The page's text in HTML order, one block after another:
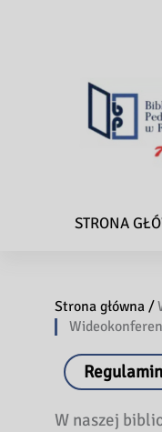
STRONA
Strona główna /
Regulamin
W naszej